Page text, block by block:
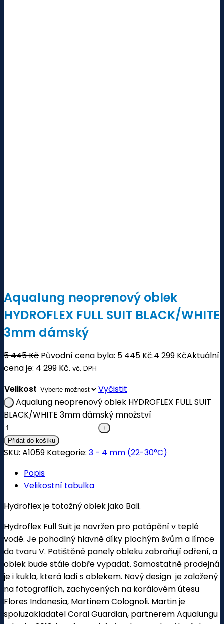
Aqualung neoprenový oblek
HYDROFLEX FULL SUIT BLACK/WHITE
3mm dámský
5 445Kč Původní cena byla: 5 445 Kč.4 299 KčAktuální
cena je: 4 299 Kč. vč. DPH
Velikost
Vyčistit
Aqualung neoprenový oblek HYDROFLEX FULL SUIT
BLACK/WHITE 3mm dámský množství
Přidat do košíku
SKU: A1059 Kategorie: 3 - 4 mm (22-30°C)
Popis
Velikostní tabulka
Hydroflex je totožný oblek jako Bali.
Hydroflex Full Suit je navržen pro potápění v teplé
vodě. Je pohodlný hlavně díky plochým švům a límce
do tvaru V. Potištěné panely obleku zabraňují odření, a
oblek bude stále dobře vypadat. Samostatně prodejná
je i kukla, která ladí s oblekem. Nový design je založený
na fotografiích, zachycených na korálovém útesu
Flores Indonesia, Martinem Colognoli. Martin je
spoluzakladatel Coral Guardian, partnerem Aqualungu